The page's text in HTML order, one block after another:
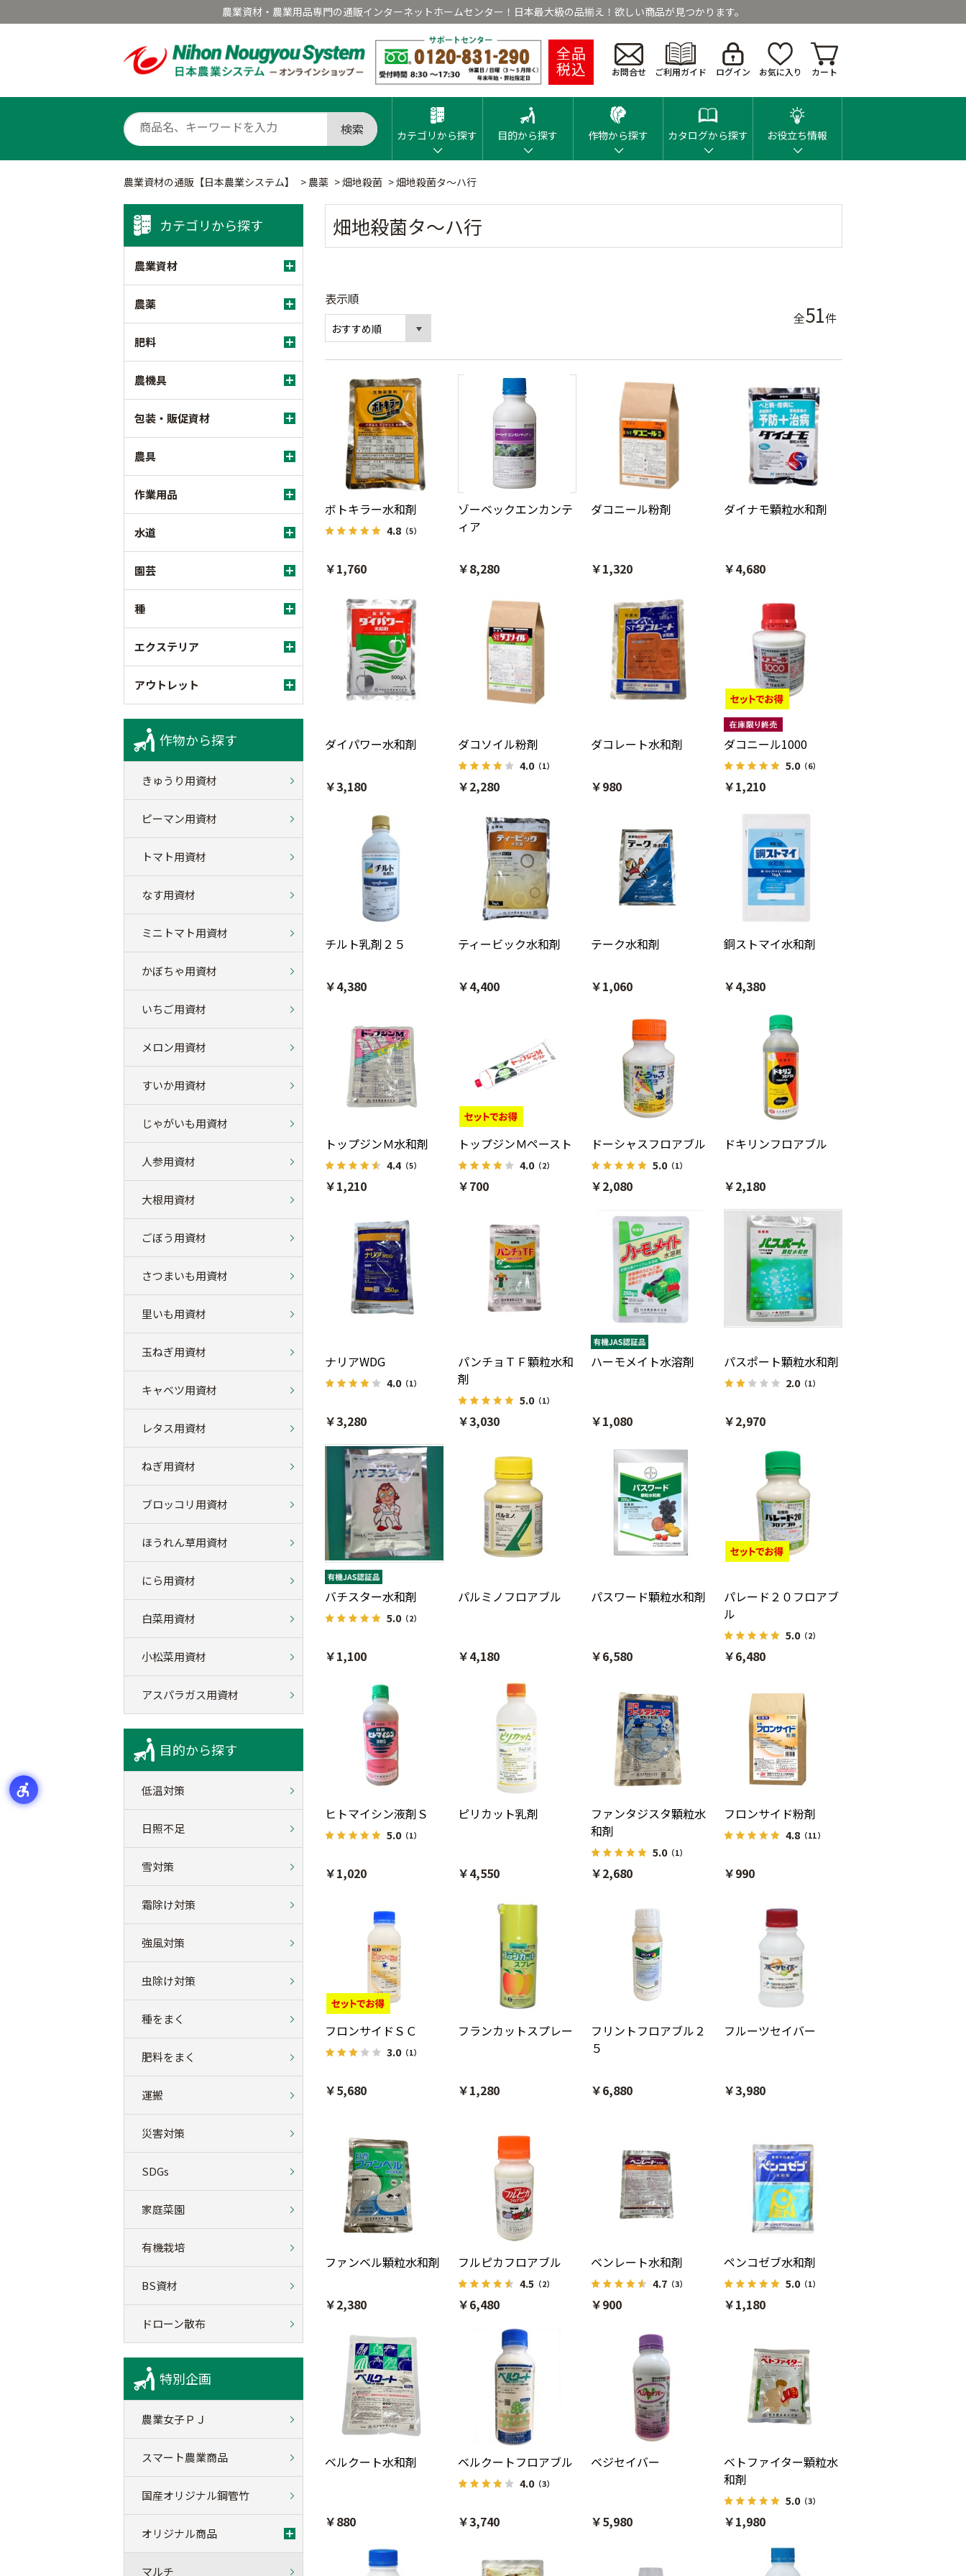
農業資材・農業用品専門の通販インターネットホームセンター！日本最大級の品揃え！欲しい商品が見つかります。
全品
税込 お問合せ ご利用ガイド ログイン お気に入り カート
検索 カテゴリから探す 目的から探す 作物から探す カタログから探す お役立ち情報
農業資材の通販【日本農業システム】 > 農薬 >畑地殺菌 >畑地殺菌タ～ハ行
カテゴリから探す
農業資材
農薬
肥料
農機具
包装・販促資材
農具
作業用品
水道
園芸
種
エクステリア
アウトレット
作物から探す
きゅうり用資材
ピーマン用資材
トマト用資材
なす用資材
ミニトマト用資材
かぼちゃ用資材
いちご用資材
メロン用資材
すいか用資材
じゃがいも用資材
人参用資材
大根用資材
ごぼう用資材
さつまいも用資材
里いも用資材
玉ねぎ用資材
キャベツ用資材
レタス用資材
ねぎ用資材
ブロッコリ用資材
ほうれん草用資材
にら用資材
白菜用資材
小松菜用資材
アスパラガス用資材
目的から探す
低温対策
日照不足
雪対策
霜除け対策
強風対策
虫除け対策
種をまく
肥料をまく
運搬
災害対策
SDGs
家庭菜園
有機栽培
BS資材
ドローン散布
特別企画
農業女子ＰＪ
スマート農業商品
国産オリジナル鋼管竹
オリジナル商品
マルチ
畑地殺菌タ～ハ行
表示順
全51件
ボトキラー水和剤
4.8 （5）
￥1,760
ゾーベックエンカンテ
ィア
￥8,280
ダコニール粉剤
￥1,320
ダイナモ顆粒水和剤
￥4,680
ダイパワー水和剤
￥3,180
ダコソイル粉剤
4.0（1）
￥2,280
ダコレート水和剤
￥980
ダコニール1000
5.0（6）
￥1,210
チルト乳剤２５
￥4,380
ティービック水和剤
￥4,400
テーク水和剤
￥1,060
銅ストマイ水和剤
￥4,380
トップジンＭ水和剤
4.4 （5）
￥1,210
トップジンＭペースト
4.0（2）
￥700
ドーシャスフロアブル
5.0（1）
￥2,080
ドキリンフロアブル
￥2,180
ナリアWDG
4.0（1）
￥3,280
パンチョＴＦ顆粒水和
剤
5.0（1）
￥3,030
ハーモメイト水溶剤
￥1,080
パスポート顆粒水和剤
2.0（1）
￥2,970
バチスター水和剤
5.0（2）
￥1,100
パルミノフロアブル
￥4,180
パスワード顆粒水和剤
￥6,580
パレード２０フロアブ
ル
5.0（2）
￥6,480
ヒトマイシン液剤Ｓ
5.0（1）
￥1,020
ピリカット乳剤
￥4,550
ファンタジスタ顆粒水
和剤
5.0（1）
￥2,680
フロンサイド粉剤
4.8 （11）
￥990
フロンサイドＳＣ
3.0（1）
￥5,680
フランカットスプレー
￥1,280
フリントフロアブル２
５
￥6,880
フルーツセイバー
￥3,980
ファンベル顆粒水和剤
￥2,380
フルピカフロアブル
4.5 （2）
￥6,480
ベンレート水和剤
4.7 （3）
￥900
ペンコゼブ水和剤
5.0（1）
￥1,180
ベルクート水和剤
￥880
ベルクートフロアブル
4.0（3）
￥3,740
ベジセイバー
￥5,980
ベトファイター顆粒水
和剤
5.0（3）
￥1,980